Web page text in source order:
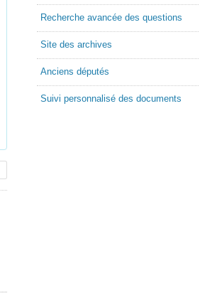
Recherche avancée des questions
Site des archives
Anciens députés
Suivi personnalisé des documents